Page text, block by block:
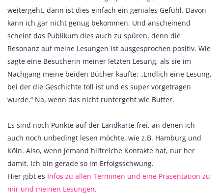
weitergeht, dann ist dies einfach ein geniales Gefühl. Davon
kann ich gar nicht genug bekommen. Und anscheinend
scheint das Publikum dies auch zu spüren, denn die
Resonanz auf meine Lesungen ist ausgesprochen positiv. Wie
sagte eine Besucherin meiner letzten Lesung, als sie im
Nachgang meine beiden Bücher kaufte: „Endlich eine Lesung,
bei der die Geschichte toll ist und es super vorgetragen
wurde.“ Na, wenn das nicht runtergeht wie Butter.
Es sind noch Punkte auf der Landkarte frei, an denen ich
auch noch unbedingt lesen möchte, wie z.B. Hamburg und
Köln. Also, wenn jemand hilfreiche Kontakte hat, nur her
damit. Ich bin gerade so im Erfolgsschwung.
Hier gibt es Infos zu allen Terminen und eine Präsentation zu
mir und meinen Lesungen.